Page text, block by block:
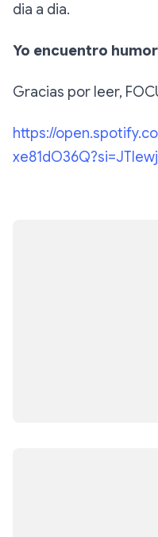
dia a dia.
Yo encuentro
Gracias por leer,
https://